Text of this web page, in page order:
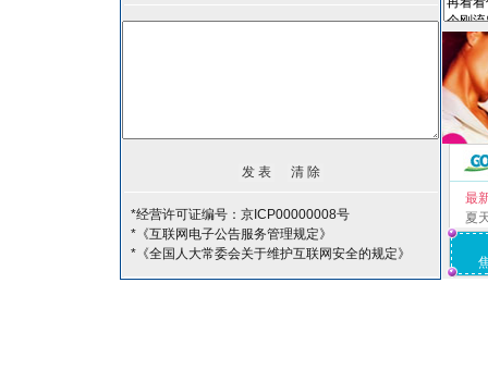
*经营许可证编号：京ICP00000008号
*《互联网电子公告服务管理规定》
*《全国人大常委会关于维护互联网安全的规定》
最
夏